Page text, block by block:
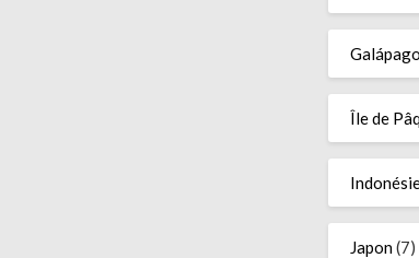
Île de
Japon(7)